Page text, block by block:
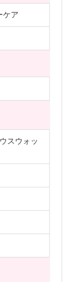
ケア
スウォッ